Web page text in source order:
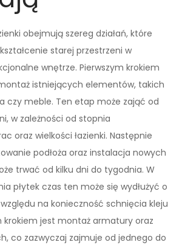
obejmują szereg działań, które
starej przestrzeni w
wnętrze. Pierwszym krokiem
istniejących elementów, takich
czy meble. Ten etap może zająć od
w zależności od stopnia
oraz wielkości łazienki. Następnie
podłoża oraz instalacja nowych
trwać od kilku dni do tygodnia. W
płytek czas ten może się wydłużyć o
na konieczność schnięcia kleju
krokiem jest montaż armatury oraz
co zazwyczaj zajmuje od jednego do